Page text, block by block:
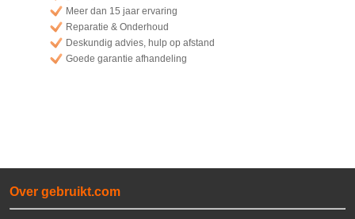
Meer dan 15 jaar ervaring
Reparatie & Onderhoud
Deskundig advies, hulp op afstand
Goede garantie afhandeling
Over gebruikt.com